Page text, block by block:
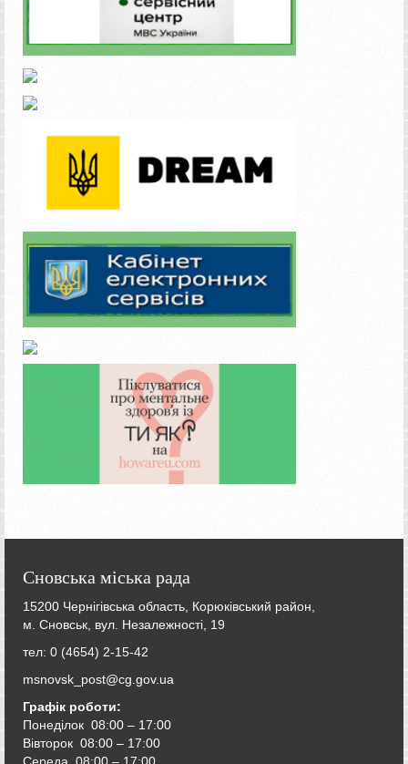
Сновська міська рада
15200 Чернігівська область, Корюківський район,
м. Сновськ, вул. Незалежності, 19
тел: 0 (4654) 2-15-42
msnovsk_post@cg.gov.ua
Графік роботи:
Понеділок 08:00 – 17:00
Вівторок 08:00 – 17:00
Середа 08:00 – 17:00